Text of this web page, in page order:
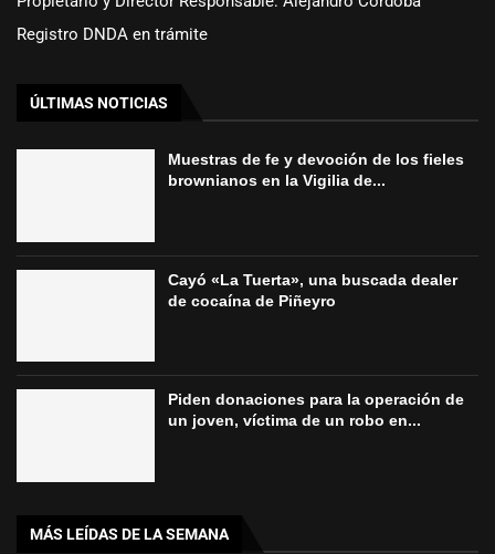
Registro DNDA en trámite
ÚLTIMAS NOTICIAS
Muestras de fe y devoción de los fieles
brownianos en la Vigilia de...
Cayó «La Tuerta», una buscada dealer
de cocaína de Piñeyro
Piden donaciones para la operación de
un joven, víctima de un robo en...
MÁS LEÍDAS DE LA SEMANA